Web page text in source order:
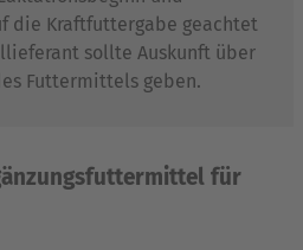
die Kraftfuttergabe geachtet
sollte Auskunft über
Futtermittels geben.
für